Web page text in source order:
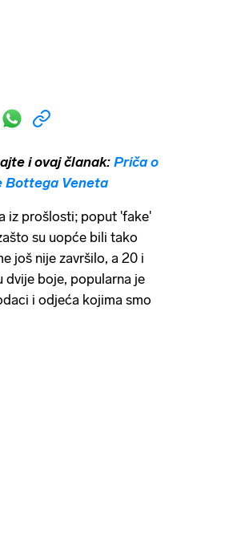
i ovaj članak: Priča o
Bottega Veneta
iz prošlosti; poput 'fake'
su uopće bili tako
još nije završilo, a 20 i
dvije boje, popularna je
i odjeća kojima smo